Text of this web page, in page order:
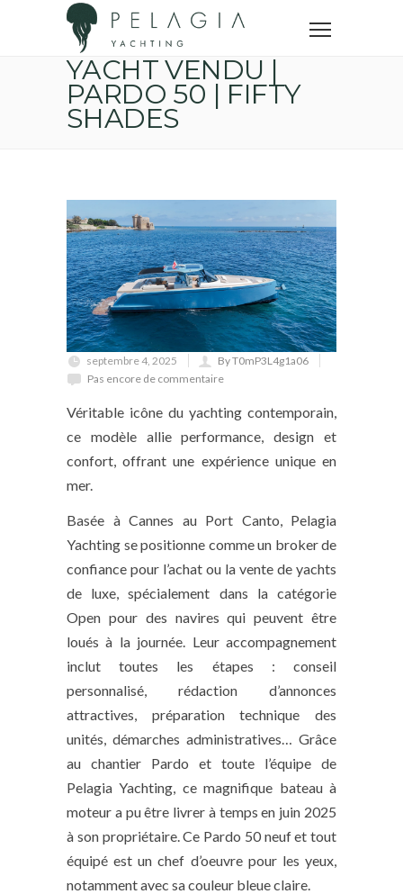
Accueil
Yachts vendus
YACHT VENDU | PARDO 50 | FIFTY SHADES
YACHT VENDU |
PARDO 50 | FIFTY
SHADES
septembre 4, 2025
By T0mP3L4g1a06
Pas encore de commentaire
Véritable icône du yachting contemporain,
ce modèle allie performance, design et
confort, offrant une expérience unique en
mer.
Basée à Cannes au Port Canto, Pelagia
Yachting se positionne comme un broker de
confiance pour l’achat ou la vente de yachts
de luxe, spécialement dans la catégorie
Open pour des navires qui peuvent être
loués à la journée. Leur accompagnement
inclut toutes les étapes : conseil
personnalisé, rédaction d’annonces
attractives, préparation technique des
unités, démarches administratives… Grâce
au chantier Pardo et toute l’équipe de
Pelagia Yachting, ce magnifique bateau à
moteur a pu être livrer à temps en juin 2025
à son propriétaire. Ce Pardo 50 neuf et tout
équipé est un chef d’oeuvre pour les yeux,
notamment avec sa couleur bleue claire.